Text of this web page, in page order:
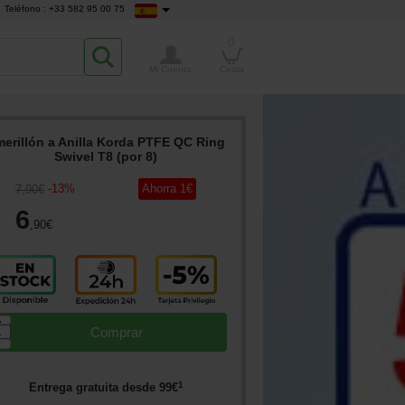
Teléfono : +33 582 95 00 75
a Anilla Korda PTFE QC Ring
Swivel T8 (por 8)
7,90€ -13%
6,90€
Ahorra 1€
Comprar
Entrega gratuita desde 99€1